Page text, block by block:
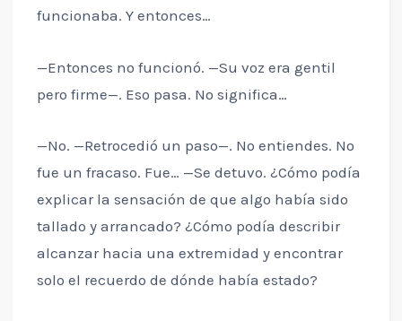
funcionaba. Y entonces…
—Entonces no funcionó. —Su voz era gentil
pero firme—. Eso pasa. No significa…
—No. —Retrocedió un paso—. No entiendes. No
fue un fracaso. Fue… —Se detuvo. ¿Cómo podía
explicar la sensación de que algo había sido
tallado y arrancado? ¿Cómo podía describir
alcanzar hacia una extremidad y encontrar
solo el recuerdo de dónde había estado?